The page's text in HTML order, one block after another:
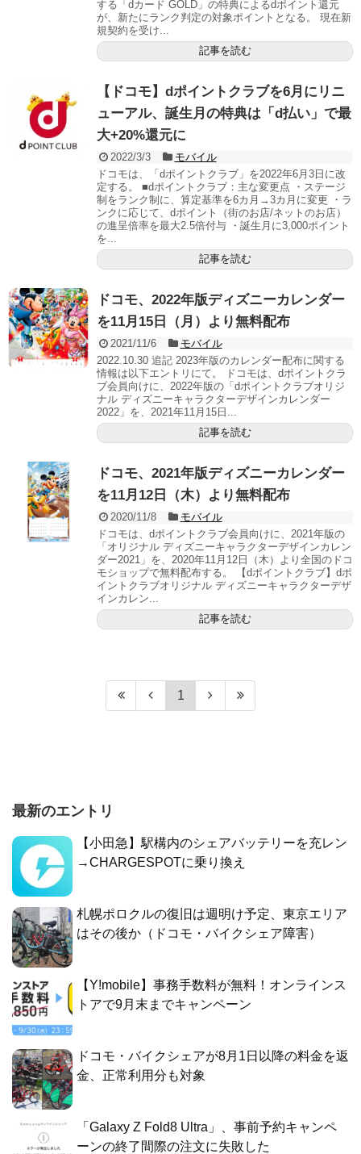
する「dカード GOLD」の特典によるdポイント還元
が、新たにランク判定の対象ポイントとなる。 現在新
規契約を受け...
記事を読む
【ドコモ】dポイントクラブを6月にリニ
ューアル、誕生月の特典は「d払い」で最
大+20%還元に
2022/3/3
モバイル
ドコモは、「dポイントクラブ」を2022年6月3日に改
定する。 ■dポイントクラブ：主な変更点 ・ステージ
制をランク制に、算定基準を6カ月→3カ月に変更 ・ラ
ンクに応じて、dポイント（街のお店/ネットのお店）
の進呈倍率を最大2.5倍付与 ・誕生月に3,000ポイント
を...
記事を読む
ドコモ、2022年版ディズニーカレンダー
を11月15日（月）より無料配布
2021/11/6
モバイル
2022.10.30 追記 2023年版のカレンダー配布に関する
情報は以下エントリにて。 ドコモは、dポイントクラ
ブ会員向けに、2022年版の「dポイントクラブオリジ
ナル ディズニーキャラクターデザインカレンダー
2022」を、2021年11月15日...
記事を読む
ドコモ、2021年版ディズニーカレンダー
を11月12日（木）より無料配布
2020/11/8
モバイル
ドコモは、dポイントクラブ会員向けに、2021年版の
「オリジナル ディズニーキャラクターデザインカレン
ダー2021」を、2020年11月12日（木）より全国のドコ
モショップで無料配布する。 【dポイントクラブ】dポ
イントクラブオリジナル ディズニーキャラクターデザ
インカレン...
記事を読む
1
最新のエントリ
【小田急】駅構内のシェアバッテリーを充レン
→CHARGESPOTに乗り換え
札幌ポロクルの復旧は週明け予定、東京エリア
はその後か（ドコモ・バイクシェア障害）
【Y!mobile】事務手数料が無料！オンラインス
トアで9月末までキャンペーン
ドコモ・バイクシェアが8月1日以降の料金を返
金、正常利用分も対象
「Galaxy Z Fold8 Ultra」、事前予約キャンペ
ーンの終了間際の注文に失敗した